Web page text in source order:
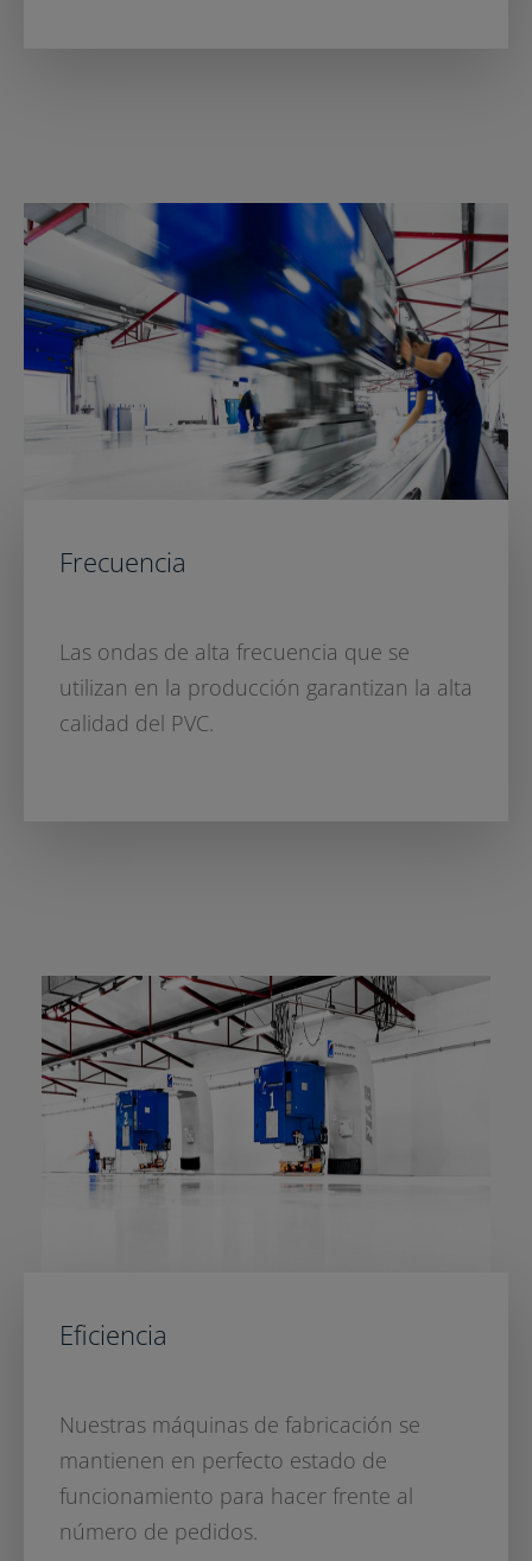
Frecuencia
Las ondas de alta frecuencia que se
utilizan en la producción garantizan la alta
calidad del PVC.
Eficiencia
Nuestras máquinas de fabricación se
mantienen en perfecto estado de
funcionamiento para hacer frente al
número de pedidos.